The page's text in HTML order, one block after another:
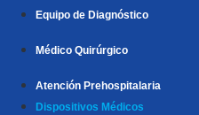
Equipo de Diagnóstico
Médico Quirúrgico
Atención Prehospitalaria
Dispositivos Médicos